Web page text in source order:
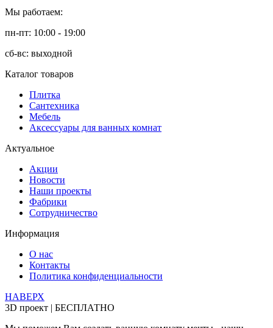
Мы работаем:
пн-пт: 10:00 - 19:00
сб-вс: выходной
Каталог товаров
Плитка
Сантехника
Мебель
Аксессуары для ванных комнат
Актуальное
Акции
Новости
Наши проекты
Фабрики
Сотрудничество
Информация
О нас
Контакты
Политика конфиденциальности
НАВЕРХ
3D проект | БЕСПЛАТНО